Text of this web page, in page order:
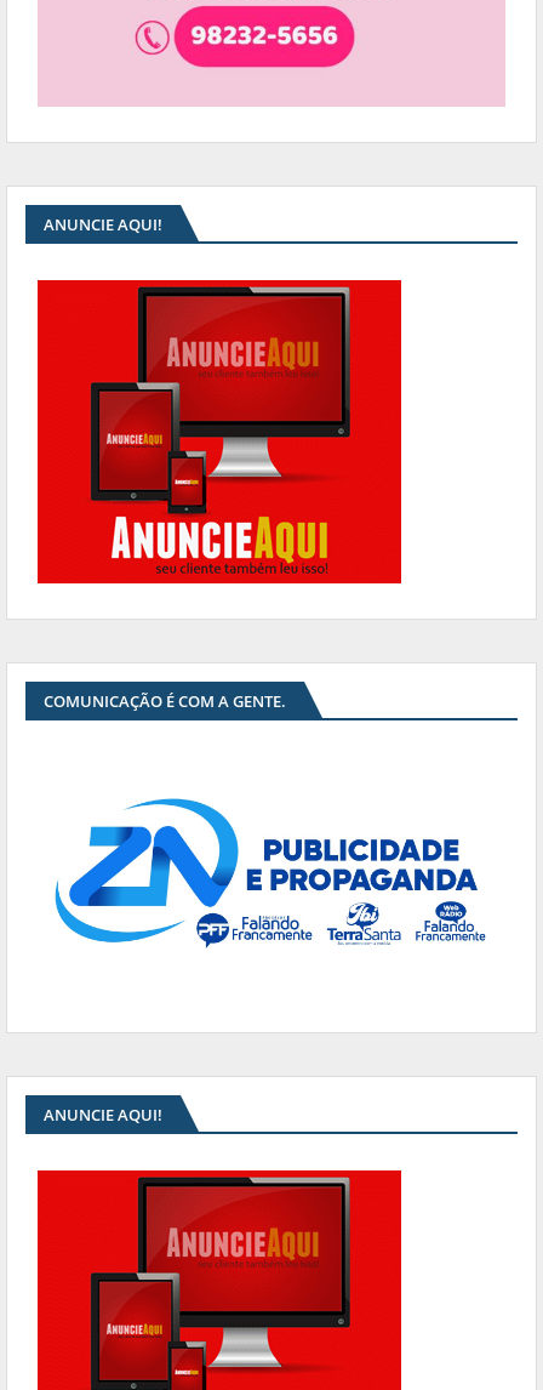
ANUNCIE AQUI!
COMUNICAÇÃO É COM A GENTE.
ANUNCIE AQUI!